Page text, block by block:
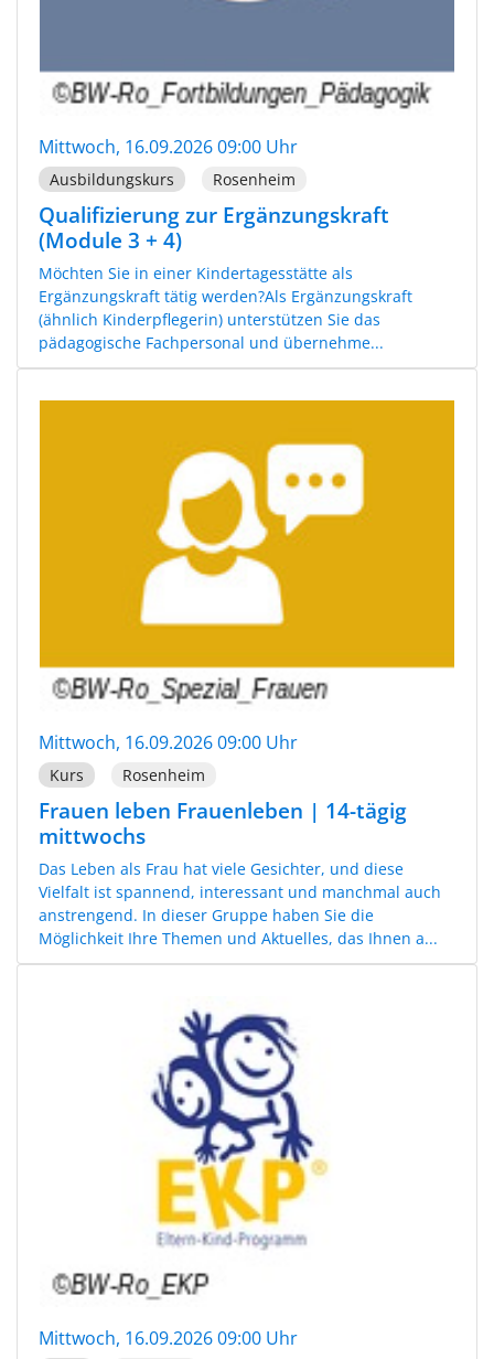
Mittwoch, 16.09.2026 09:00 Uhr
Ausbildungskurs Rosenheim
Qualifizierung zur Ergänzungskraft
(Module 3 + 4)
Möchten Sie in einer Kindertagesstätte als
Ergänzungskraft tätig werden?Als Ergänzungskraft
(ähnlich Kinderpflegerin) unterstützen Sie das
pädagogische Fachpersonal und übernehme...
Mittwoch, 16.09.2026 09:00 Uhr
Kurs Rosenheim
Frauen leben Frauenleben | 14-tägig
mittwochs
Das Leben als Frau hat viele Gesichter, und diese
Vielfalt ist spannend, interessant und manchmal auch
anstrengend. In dieser Gruppe haben Sie die
Möglichkeit Ihre Themen und Aktuelles, das Ihnen a...
Mittwoch, 16.09.2026 09:00 Uhr